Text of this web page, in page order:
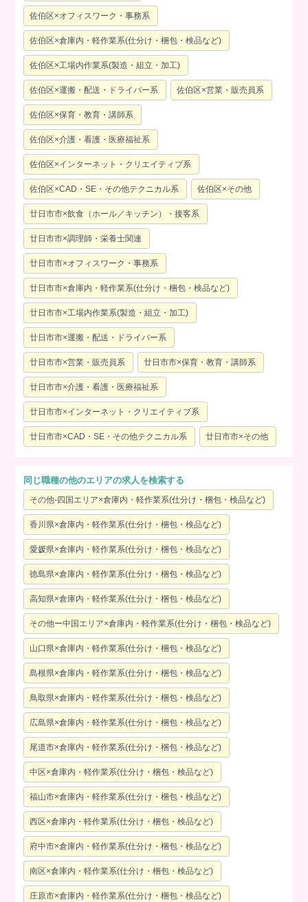
佐伯区×オフィスワーク・事務系
佐伯区×倉庫内・軽作業系(仕分け・梱包・検品など)
佐伯区×工場内作業系(製造・組立・加工)
佐伯区×運搬・配送・ドライバー系 佐伯区×営業・販売員系
佐伯区×保育・教育・講師系
佐伯区×介護・看護・医療福祉系
佐伯区×インターネット・クリエイティブ系
佐伯区×CAD・SE・その他テクニカル系 佐伯区×その他
廿日市市×飲食（ホール／キッチン）・接客系
廿日市市×調理師・栄養士関連
廿日市市×オフィスワーク・事務系
廿日市市×倉庫内・軽作業系(仕分け・梱包・検品など)
廿日市市×工場内作業系(製造・組立・加工)
廿日市市×運搬・配送・ドライバー系
廿日市市×営業・販売員系 廿日市市×保育・教育・講師系
廿日市市×介護・看護・医療福祉系
廿日市市×インターネット・クリエイティブ系
廿日市市×CAD・SE・その他テクニカル系 廿日市市×その他
同じ職種の他のエリアの求人を検索する
その他-四国エリア×倉庫内・軽作業系(仕分け・梱包・検品など)
香川県×倉庫内・軽作業系(仕分け・梱包・検品など)
愛媛県×倉庫内・軽作業系(仕分け・梱包・検品など)
徳島県×倉庫内・軽作業系(仕分け・梱包・検品など)
高知県×倉庫内・軽作業系(仕分け・梱包・検品など)
その他ー中国エリア×倉庫内・軽作業系(仕分け・梱包・検品など)
山口県×倉庫内・軽作業系(仕分け・梱包・検品など)
島根県×倉庫内・軽作業系(仕分け・梱包・検品など)
鳥取県×倉庫内・軽作業系(仕分け・梱包・検品など)
広島県×倉庫内・軽作業系(仕分け・梱包・検品など)
尾道市×倉庫内・軽作業系(仕分け・梱包・検品など)
中区×倉庫内・軽作業系(仕分け・梱包・検品など)
福山市×倉庫内・軽作業系(仕分け・梱包・検品など)
西区×倉庫内・軽作業系(仕分け・梱包・検品など)
府中市×倉庫内・軽作業系(仕分け・梱包・検品など)
南区×倉庫内・軽作業系(仕分け・梱包・検品など)
庄原市×倉庫内・軽作業系(仕分け・梱包・検品など)